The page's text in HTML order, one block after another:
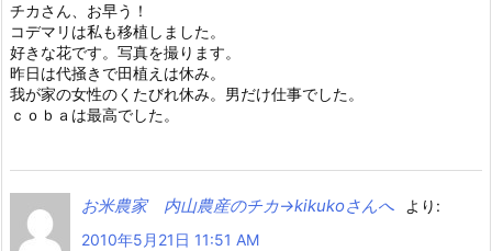
チカさん、お早う！
コデマリは私も移植しました。
好きな花です。写真を撮ります。
昨日は代掻きで田植えは休み。
我が家の女性のくたびれ休み。男だけ仕事でした。
ｃｏｂａは最高でした。
お米農家 内山農産のチカ→kikukoさんへ
より:
2010年5月21日 11:51 AM